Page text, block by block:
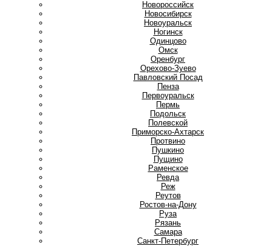
Новороссийск
Новосибирск
Новоуральск
Ногинск
Одинцово
Омск
Оренбург
Орехово-Зуево
Павловский Посад
Пенза
Первоуральск
Пермь
Подольск
Полевской
Приморско-Ахтарск
Протвино
Пушкино
Пущино
Раменское
Ревда
Реж
Реутов
Ростов-на-Дону
Руза
Рязань
Самара
Санкт-Петербург